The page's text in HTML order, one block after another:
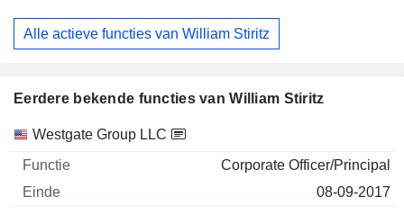
Alle actieve functies van William Stiritz
Eerdere bekende functies van William Stiritz
Bedrijven Functie Einde
Westgate Group LLC
Corporate Officer/Principal
08-09-2017